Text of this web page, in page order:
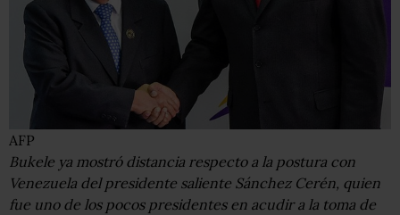
AFP
Bukele ya mostró distancia respecto a la postura con
Venezuela del presidente saliente Sánchez Cerén, quien
fue uno de los pocos presidentes en acudir a la toma de